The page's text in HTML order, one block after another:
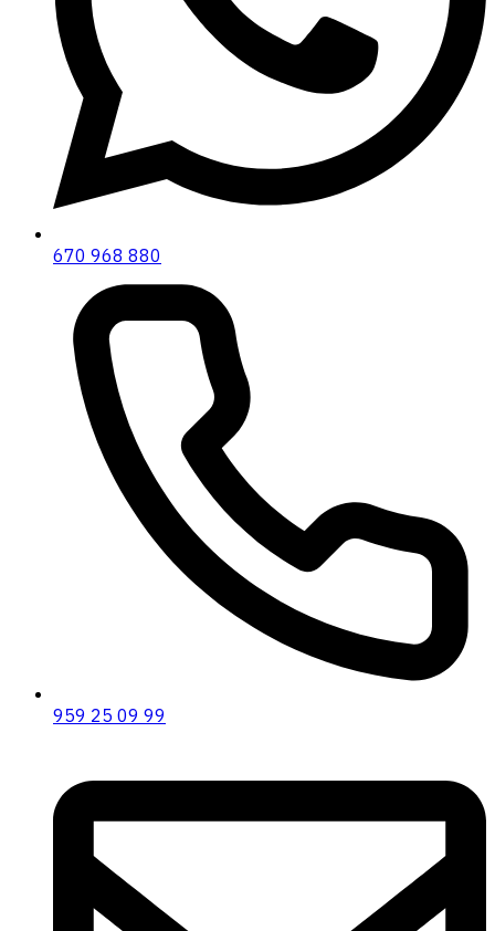
670 968 880
959 25 09 99